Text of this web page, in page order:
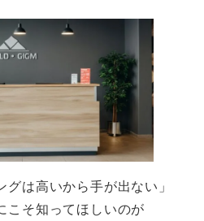
グは高いから手が出ない」
そ知ってほしいのが